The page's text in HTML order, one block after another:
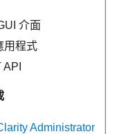
介面
用程式
Administrator